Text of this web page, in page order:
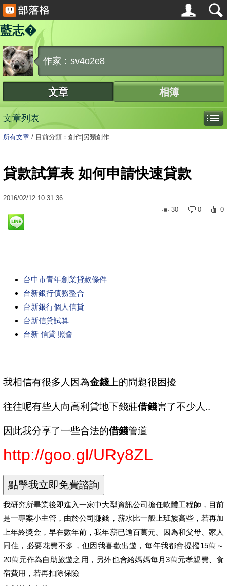
藍志�
作家：sv4o2e8
文章 相簿
文章列表
所有文章 / 目前分類：創作|另類創作
貸款試算表 如何申請快速貸款
2016/02/12 10:31:36
30
0 0
台中市青年創業貸款條件
台新銀行債務整合
台新銀行個人信貸
台新信貸試算
台新 信貸 照會
我相信有很多人因為金錢 上的問題很困擾
往往呢有些人向高利貸地下錢莊借錢害了不少人..
因此我分享了一些合法的借錢管道
http://goo.gl/URy8ZL
我研究所畢業後即進入一家中大型資訊公司擔任軟體工程師，目前
是一專案小主管，由於公司賺錢，薪水比一般上班族高些，若再加
上年終獎金，早在數年前，我年薪已逾百萬元。因為和父母、家人
同住，必要花費不多，但因我喜歡出遊，每年我都會提撥15萬～
20萬元作為自助旅遊之用，另外也會給媽媽每月3萬元孝親費、食
宿費用，若再扣除保險